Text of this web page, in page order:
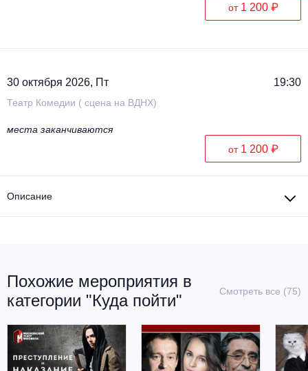
от 1 200 ₽
30 октября 2026, Пт 19:30
Театр Комедии ( сцена на ВДНХ)
места заканчиваются
от 1 200 ₽
Описание
Похожие мероприятия в
категории "Куда пойти"
Смотреть все (75)